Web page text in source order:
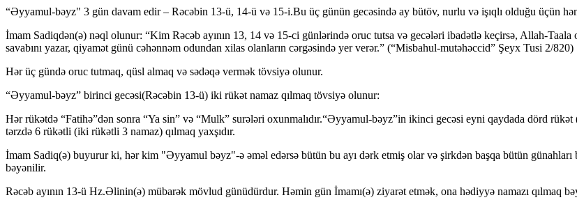
“Əyyamul-bəyz" 3 gün davam edir – Rəcəbin 13-ü, 14-ü və 15-i.Bu üç günün gecəsində ay bütöv, nurlu və işıqlı olduğu üçün
İmam Sadiqdən(ə) nəql olunur: “Kim Rəcəb ayının 13, 14 və 15-ci günlərində oruc tutsa və gecələri ibadətlə keçirsə, Allah-
savabını yazar, qiyamət günü cəhənnəm odundan xilas olanların cərgəsində yer verər.” (“Misbahul-mutəhəccid” Şeyx Tusi 2/820)
Hər üç gündə oruc tutmaq, qüsl almaq və sədəqə vermək tövsiyə olunur.
“Əyyamul-bəyz” birinci gecəsi(Rəcəbin 13-ü) iki rükət namaz qılmaq tövsiyə olunur:
Hər rükətdə “Fatihə”dən sonra “Ya sin” və “Mulk” surələri oxunmalıdır.“Əyyamul-bəyz”in ikinci gecəsi eyni qaydada dörd
tərzdə 6 rükətli (iki rükətli 3 namaz) qılmaq yaxşıdır.
İmam Sadiq(ə) buyurur ki, hər kim "Əyyamul bəyz"-ə əməl edərsə bütün bu ayı dərk etmiş olar və şirkdən başqa bütün günahları
bəyənilir.
Rəcəb ayının 13-ü Hz.Əlinin(ə) mübarək mövlud günüdürdur. Həmin gün İmamı(ə) ziyarət etmək, ona hədiyyə namazı qılmaq